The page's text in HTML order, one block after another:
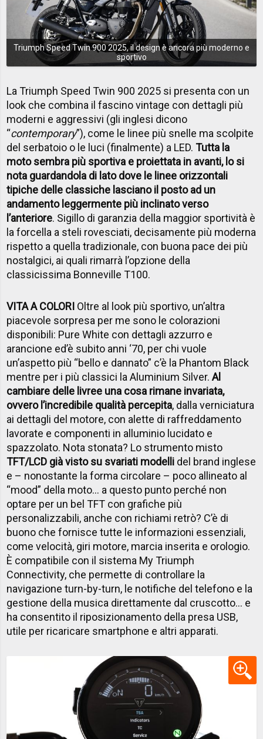
Triumph Speed Twin 900 2025, il design è ancora più moderno e
sportivo
La Triumph Speed Twin 900 2025 si presenta con un
look che combina il fascino vintage con dettagli più
moderni e aggressivi (gli inglesi dicono
“contemporary”), come le linee più snelle ma scolpite
del serbatoio o le luci (finalmente) a LED.Tutta la
moto sembra più sportiva e proiettata in avanti, lo si
nota guardandola di lato dove le linee orizzontali
tipiche delle classiche lasciano il posto ad un
andamento leggermente più inclinato verso
l’anteriore. Sigillo di garanzia della maggior sportività è
la forcella a steli rovesciati, decisamente più moderna
rispetto a quella tradizionale, con buona pace dei più
nostalgici, ai quali rimarrà l’opzione della
classicissima Bonneville T100.
VITA A COLORI Oltre al look più sportivo, un’altra
piacevole sorpresa per me sono le colorazioni
disponibili: Pure White con dettagli azzurro e
arancione ed’è subito anni ‘70, per chi vuole
un’aspetto più “bello e dannato” c’è la Phantom Black
mentre per i più classici la Aluminium Silver.Al
cambiare delle livree una cosa rimane invariata,
ovvero l’incredibile qualità percepita, dalla verniciatura
ai dettagli del motore, con alette di raffreddamento
lavorate e componenti in alluminio lucidato e
spazzolato. Nota stonata? Lo strumento misto
TFT/LCD già visto su svariati modelli del brand inglese
e – nonostante la forma circolare – poco allineato al
“mood” della moto… a questo punto perché non
optare per un bel TFT con grafiche più
personalizzabili, anche con richiami retrò? C’è di
buono che fornisce tutte le informazioni essenziali,
come velocità, giri motore, marcia inserita e orologio.
È compatibile con il sistema My Triumph
Connectivity, che permette di controllare la
navigazione turn-by-turn, le notifiche del telefono e la
gestione della musica direttamente dal cruscotto… e
ha consentito il riposizionamento della presa USB,
utile per ricaricare smartphone e altri apparati.